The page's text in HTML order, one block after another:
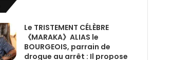
Le TRISTEMENT CÉLÈBRE
《MARAKA》ALIAS le
BOURGEOIS, parrain de
drogue au arrêt : Il propose